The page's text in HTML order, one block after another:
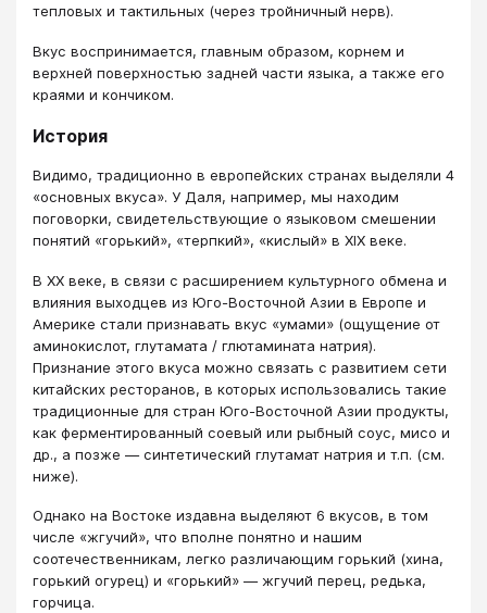
тепловых и тактильных (через тройничный нерв).
Вкус воспринимается, главным образом, корнем и
верхней поверхностью задней части языка, а также его
краями и кончиком.
История
Видимо, традиционно в европейских странах выделяли 4
«основных вкуса». У Даля, например, мы находим
поговорки, свидетельствующие о языковом смешении
понятий «горький», «терпкий», «кислый» в ХIХ веке.
В ХХ веке, в связи с расширением культурного обмена и
влияния выходцев из Юго-Восточной Азии в Европе и
Америке стали признавать вкус «умами» (ощущение от
аминокислот, глутамата / глютамината натрия).
Признание этого вкуса можно связать с развитием сети
китайских ресторанов, в которых использовались такие
традиционные для стран Юго-Восточной Азии продукты,
как ферментированный соевый или рыбный соус, мисо и
др., а позже — синтетический глутамат натрия и т.п. (см.
ниже).
Однако на Востоке издавна выделяют 6 вкусов, в том
числе «жгучий», что вполне понятно и нашим
соотечественникам, легко различающим горький (хина,
горький огурец) и «горький» — жгучий перец, редька,
горчица.